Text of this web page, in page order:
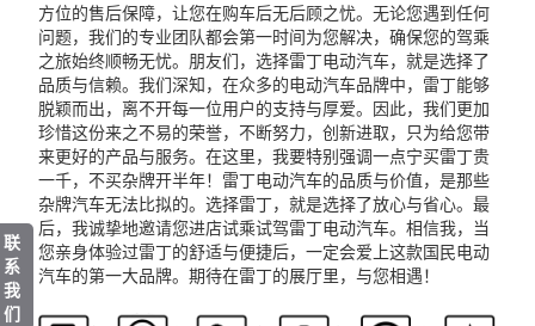
方位的售后保障，让您在购车后无后顾之忧。无论您遇到任何
问题，我们的专业团队都会第一时间为您解决，确保您的驾乘
之旅始终顺畅无忧。朋友们，选择雷丁电动汽车，就是选择了
品质与信赖。我们深知，在众多的电动汽车品牌中，雷丁能够
脱颖而出，离不开每一位用户的支持与厚爱。因此，我们更加
珍惜这份来之不易的荣誉，不断努力，创新进取，只为给您带
来更好的产品与服务。在这里，我要特别强调一点宁买雷丁贵
一千，不买杂牌开半年！雷丁电动汽车的品质与价值，是那些
杂牌汽车无法比拟的。选择雷丁，就是选择了放心与省心。最
后，我诚挚地邀请您进店试乘试驾雷丁电动汽车。相信我，当
您亲身体验过雷丁的舒适与便捷后，一定会爱上这款国民电动
汽车的第一大品牌。期待在雷丁的展厅里，与您相遇！
联
系
我
们